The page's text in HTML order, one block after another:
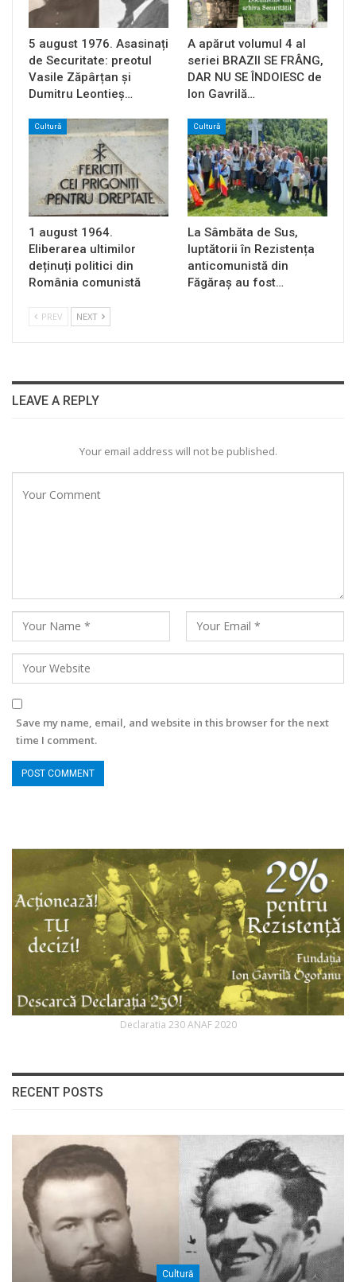
5 august 1976. Asasinați
de Securitate: preotul
Vasile Zăpârțan și
Dumitru Leontieș…
A apărut volumul 4 al
seriei BRAZII SE FRÂNG,
DAR NU SE ÎNDOIESC de
Ion Gavrilă…
Cultură
1 august 1964.
Eliberarea ultimilor
deținuți politici din
România comunistă
Cultură
La Sâmbăta de Sus,
luptătorii în Rezistența
anticomunistă din
Făgăraș au fost…
PREV NEXT
LEAVE A REPLY
Your email address will not be published.
Save my name, email, and website in this browser for the next
time I comment.
Declaratia 230 ANAF 2020
RECENT POSTS
Cultură